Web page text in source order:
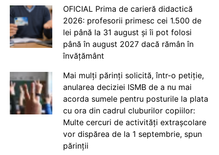
OFICIAL Prima de carieră didactică
2026: profesorii primesc cei 1.500 de
lei până la 31 august și îi pot folosi
până în august 2027 dacă rămân în
învățământ
Mai mulți părinți solicită, într-o petiție,
anularea deciziei ISMB de a nu mai
acorda sumele pentru posturile la plata
cu ora din cadrul cluburilor copiilor:
Multe cercuri de activități extrașcolare
vor dispărea de la 1 septembrie, spun
părinții